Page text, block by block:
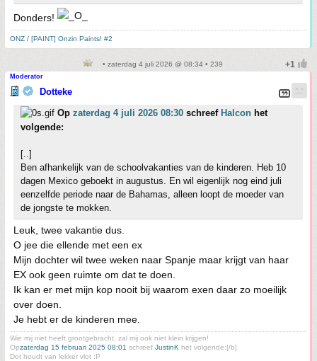
Donders!
ONZ / [PAINT] Onzin Paints! #2
• zaterdag 4 juli 2026 @ 08:34 • 239
Moderator
Dotteke
Op zaterdag 4 juli 2026 08:30 schreef Halcon het
volgende:
[..]
Ben afhankelijk van de schoolvakanties van de kinderen. Heb 10
dagen Mexico geboekt in augustus. En wil eigenlijk nog eind juli
eenzelfde periode naar de Bahamas, alleen loopt de moeder van
de jongste te mokken.
Leuk, twee vakantie dus.
O jee die ellende met een ex
Mijn dochter wil twee weken naar Spanje maar krijgt van haar
EX ook geen ruimte om dat te doen.
Ik kan er met mijn kop nooit bij waarom exen daar zo moeilijk
over doen.
Je hebt er de kinderen mee.
Wie mij niet heeft grootgebracht, zal mij ook niet klein krijgen!
Opzaterdag 15 februari 2025 08:01 schreef JustinK het volgende:[/b]
Dot houdt van lekker vlot :P